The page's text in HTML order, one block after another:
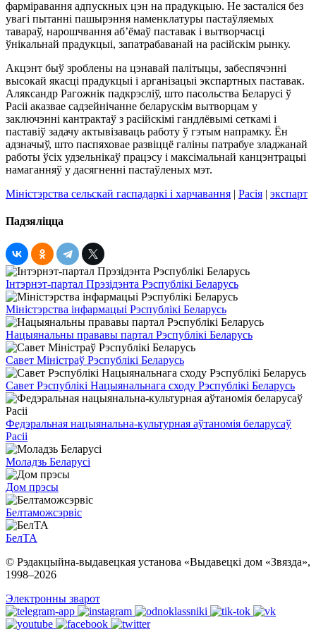
фарміравання адпускных цэн на прадукцыю. Не засталіся без
увагі пытанні пашырэння наменклатуры пастаўляемых
тавараў, нарошчвання аб’ёмаў паставак і вытворчасці
ўнікальнай прадукцыі, запатрабаванай на расійскім рынку.
Акцэнт быў зроблены на цэнавай палітыцы, забеспячэнні
высокай якасці прадукцыі і арганізацыі экспартных паставак.
Аляксандр Рагожнік падкрэсліў, што пасольства Беларусі ў
Расіі аказвае садзейнічанне беларускім вытворцам у
заключэнні кантрактаў з расійскімі гандлёвымі сеткамі і
паставіў задачу актывізаваць работу ў гэтым напрамку. Ён
адзначыў, што паспяховае развіццё галіны патрабуе зладжанай
работы ўсіх удзельнікаў працэсу і максімальнай канцэнтрацыі
намаганняў у дасягненні пастаўленых мэт.
Міністэрства сельскай гаспадаркі і харчавання | Расія | экспарт
Падзяліцца
Інтэрнэт-партал Прэзідэнта Рэспублікі Беларусь
Міністэрства інфармацыі Рэспублікі Беларусь
Нацыянальны прававы партал Рэспублікі Беларусь
Савет Міністраў Рэспублікі Беларусь
Савет Рэспублікі Нацыянальнага сходу Рэспублікі Беларусь
Федэральная нацыянальна-культурная аўтаномія беларусаў
Расіі
Моладзь Беларусі
Дом прэсы
Белтаможсэрвіс
БелТА
© Рэдакцыйна-выдавецкая установа «Выдавецкі дом «Звязда»,
1998–2026
Электронны зварот